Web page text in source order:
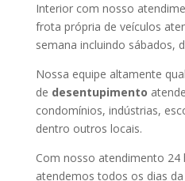
Interior com nosso
frota própria de veículos
semana incluindo sábados,
Nossa equipe altamente
de desentupimento
condomínios, indústrias,
dentro outros locais.
Com nosso atendimento
atendemos todos os dias